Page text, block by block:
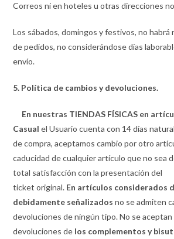
Correos ni en hoteles u otras direcciones
Los sábados, domingos y festivos, no habrá
de pedidos, no considerándose días
envío.
5. Política de cambios y devoluciones.
En nuestras TIENDAS FÍSICAS en
Casual el Usuario cuenta con 14 días
de compra, aceptamos cambio por otro
caducidad de cualquier artículo que no sea
total satisfacción con la presentación del
ticket original. En artículos considerados
debidamente señalizadosno se admiten
devoluciones de ningún tipo. No se aceptan
devoluciones de los complementos y